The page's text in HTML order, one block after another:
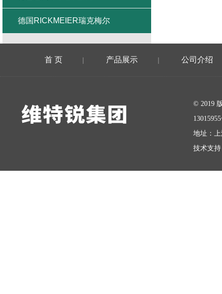
德国RICKMEIER瑞克梅尔
首 页 | 产品展示 | 公司介绍
© 2019
地址：
技术支